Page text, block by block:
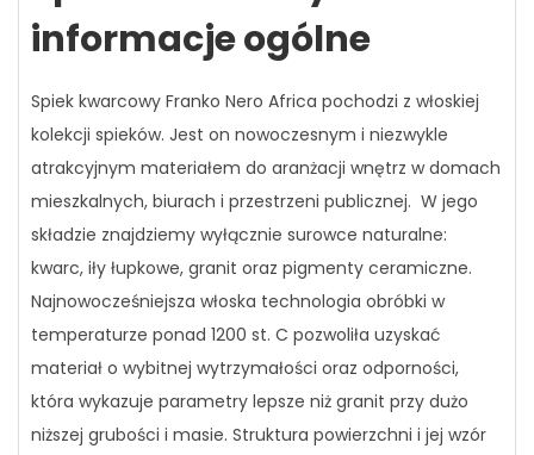
informacje ogólne
Spiek kwarcowy Franko Nero Africa pochodzi z włoskiej
kolekcji spieków. Jest on nowoczesnym i niezwykle
atrakcyjnym materiałem do aranżacji wnętrz w domach
mieszkalnych, biurach i przestrzeni publicznej. W jego
składzie znajdziemy wyłącznie surowce naturalne:
kwarc, iły łupkowe, granit oraz pigmenty ceramiczne.
Najnowocześniejsza włoska technologia obróbki w
temperaturze ponad 1200 st. C pozwoliła uzyskać
materiał o wybitnej wytrzymałości oraz odporności,
która wykazuje parametry lepsze niż granit przy dużo
niższej grubości i masie. Struktura powierzchni i jej wzór